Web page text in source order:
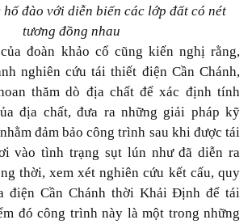
đào với diễn biến các lớp đất có nét
tương đồng nhau
đoàn khảo cổ cũng kiến nghị rằng,
nghiên cứu tái thiết điện Cần Chánh,
thăm dò địa chất để xác định tính
địa chất, đưa ra những giải pháp kỹ
đảm bảo công trình sau khi được tái
vào tình trạng sụt lún như đã diễn ra
thời, xem xét nghiên cứu kết cấu, quy
điện Cần Chánh thời Khải Định để tái
đó công trình này là một trong những